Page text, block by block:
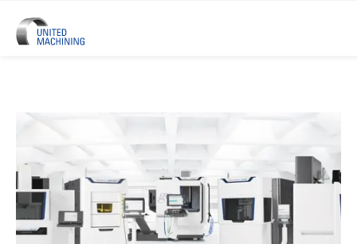
UNITED MACHINING –